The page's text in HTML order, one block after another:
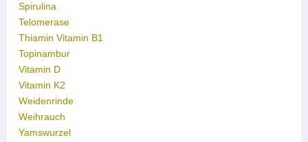
Spirulina
Telomerase
Thiamin Vitamin B1
Topinambur
Vitamin D
Vitamin K2
Weidenrinde
Weihrauch
Yamswurzel